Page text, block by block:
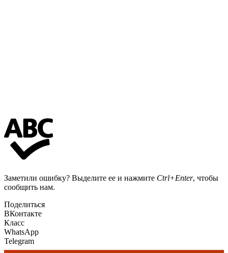
Заметили ошибку? Выделите ее и нажмите Ctrl+Enter, чтобы
сообщить нам.
Поделиться
ВКонтакте
Класс
WhatsApp
Telegram